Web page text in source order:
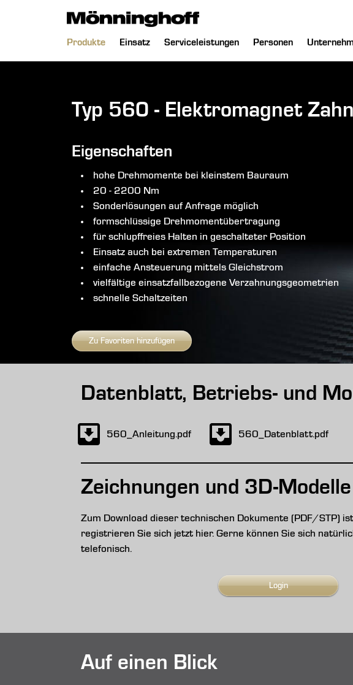
Navigation
Produkte Einsatz Serviceleistungen Personen
Typ 560 - Elektromagnet
Eigenschaften
hohe Drehmomente bei kleinstem Bauraum
20 - 2200 Nm
Sonderlösungen auf Anfrage möglich
formschlüssige Drehmomentübertragung
für schlupffreies Halten in geschalteter Position
Einsatz auch bei extremen Temperaturen
einfache Ansteuerung mittels Gleichstrom
vielfältige einsatzfallbezogene Verzahnungsgeometrien
schnelle Schaltzeiten
Zu Favoriten hinzufügen
Datenblatt, Betriebs- und
560_Anleitung.pdf 560_Datenblatt.pdf
Zeichnungen und 3D-Modelle
Zum Download dieser technischen Dokumente (PDF/STP)
registrieren Sie sich jetzt hier. Gerne können Sie sich
telefonisch.
Login
Auf einen Blick